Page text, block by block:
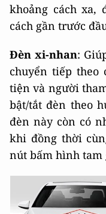
khoảng cách xa,
cách gần trước
Đèn xi-nhan:
chuyển tiếp theo
tiện và người
bật/tắt đèn theo
đèn này còn có
khi đồng thời
nút bấm hình tam